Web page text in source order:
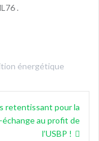
.
énergétique
retentissant pour la
au profit de
l’USBP !